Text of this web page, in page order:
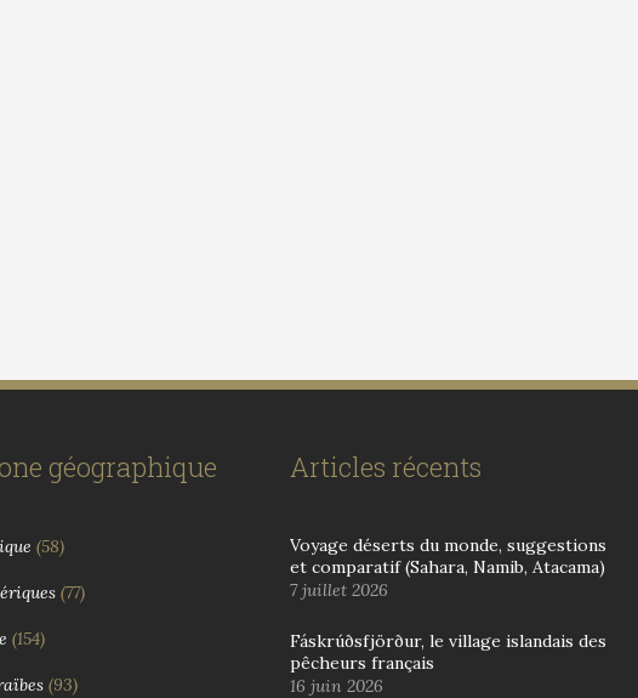
géographique
(58)
(77)
(154)
(93)
Articles récents
Voyage déserts du monde, suggestions
et comparatif (Sahara, Namib, Atacama)
7 juillet 2026
Fáskrúðsfjörður, le village islandais des
pêcheurs français
16 juin 2026